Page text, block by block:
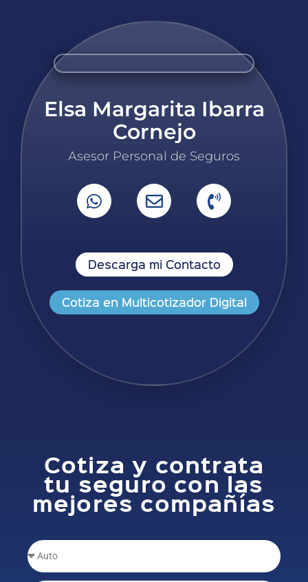
Elsa Margarita Ibarra
Cornejo
Asesor Personal de Seguros
Descarga mi Contacto
Cotiza en Multicotizador Digital
Cotiza y contrata
tu seguro con las
mejores compañías